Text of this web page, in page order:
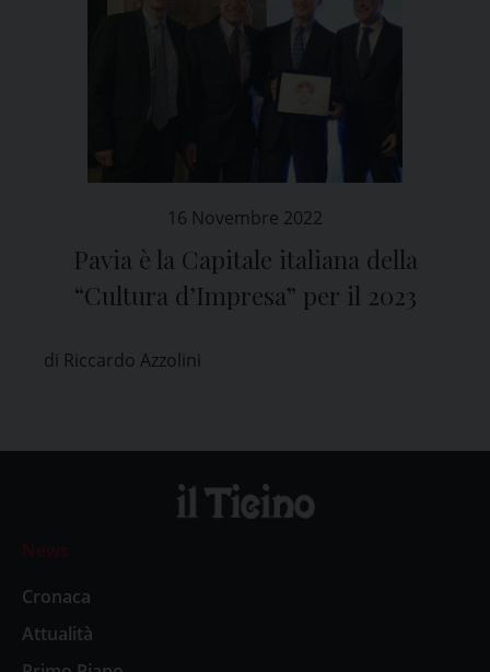
16 Novembre 2022
Pavia è la Capitale italiana della
“Cultura dʼImpresa” per il 2023
di Riccardo Azzolini
News
Cronaca
Attualità